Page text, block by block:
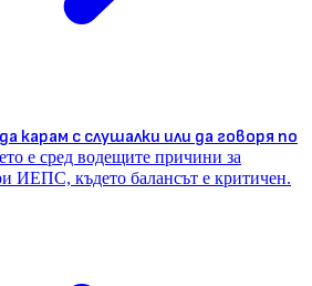
карам с слушалки или да говоря по
е сред водещите причини за
ИЕПС, където балансът е критичен.